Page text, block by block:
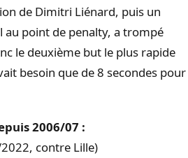
de Dimitri Liénard, puis un
au point de penalty, a trompé
le deuxième but le plus rapide
besoin que de8 secondes pour
2006/07 :
contre Lille)